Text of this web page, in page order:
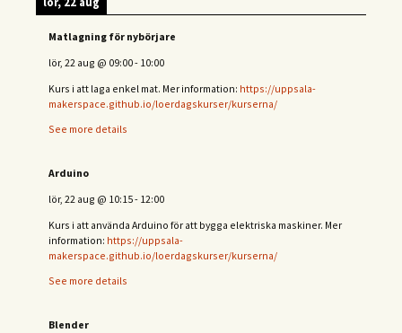
Matlagning för nybörjare
lör, 22 aug @ 09:00- 10:00
Kurs i att laga enkel mat. Mer information: https://uppsala-
makerspace.github.io/loerdagskurser/kurserna/
See more details
Arduino
lör, 22 aug @ 10:15- 12:00
Kurs i att använda Arduino för att bygga elektriska maskiner. Mer
information: https://uppsala-
makerspace.github.io/loerdagskurser/kurserna/
See more details
Blender